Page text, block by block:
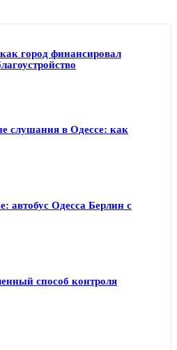
город финансировал
слушания в Одессе: как
автобус Одесса Берлин с
способ контроля